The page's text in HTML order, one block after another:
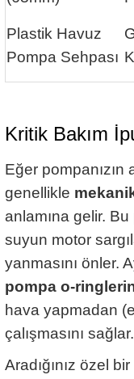
Plastik Havuz
Pompa Sehpası
Kritik Bakım
Eğer pompanızın
genellikle
anlamına gelir.
suyun motor
yanmasını önler.
pompa o-
hava yapmadan
çalışmasını sağlar.
Aradığınız özel